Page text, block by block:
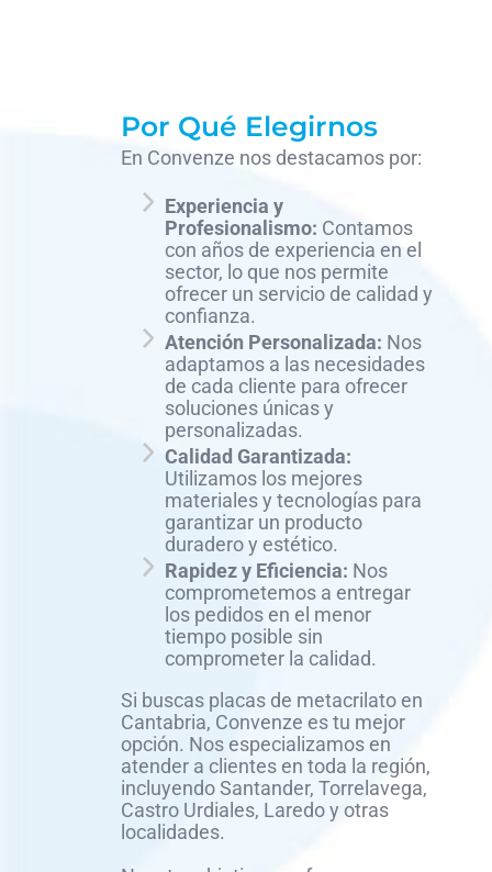
Por Qué Elegirnos
En Convenze nos destacamos por:
Experiencia y
Profesionalismo: Contamos
con años de experiencia en el
sector, lo que nos permite
ofrecer un servicio de calidad y
confianza.
Atención Personalizada: Nos
adaptamos a las necesidades
de cada cliente para ofrecer
soluciones únicas y
personalizadas.
Calidad Garantizada:
Utilizamos los mejores
materiales y tecnologías para
garantizar un producto
duradero y estético.
Rapidez y Eficiencia: Nos
comprometemos a entregar
los pedidos en el menor
tiempo posible sin
comprometer la calidad.
Si buscas placas de metacrilato en
Cantabria, Convenze es tu mejor
opción. Nos especializamos en
atender a clientes en toda la región,
incluyendo Santander, Torrelavega,
Castro Urdiales, Laredo y otras
localidades.